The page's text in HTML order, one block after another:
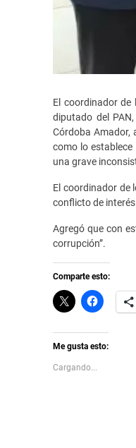
El coordinador de
diputado del
Córdoba Amador,
como lo
una grave
El coordinador de
conflicto de
Agregó que con
corrupción”.
Comparte esto:
C
l
k
t
o
s
h
H
a
l
i
Me gusta esto:
Cargando...